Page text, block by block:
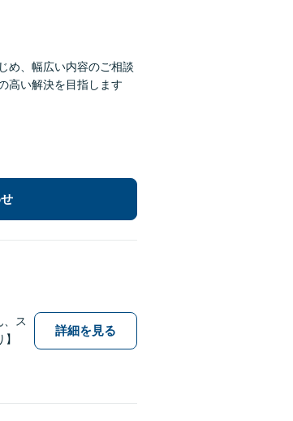
め、幅広い内容のご相談
高い解決を目指します
、ス
詳細を見る